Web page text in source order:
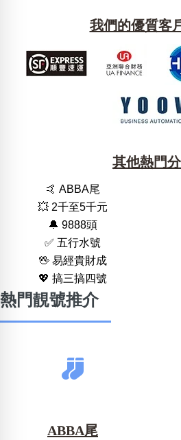
我們的優質客
其他熱門
🤙 ABBA尾
💥 2千至5千元
🔔 9888頭
✅ 五行水號
🖖 易經貴財成
💖 搞三搞四號
熱門靚號推介
ABBA尾